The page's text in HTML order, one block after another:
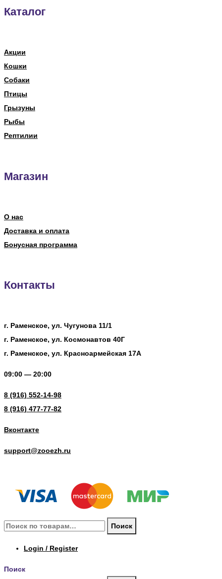
Каталог
Акции
Кошки
Собаки
Птицы
Грызуны
Рыбы
Рептилии
Магазин
О нас
Доставка и оплата
Бонусная программа
Контакты
г. Раменское, ул. Чугунова 11/1
г. Раменское, ул. Космонавтов 40Г
г. Раменское, ул. Красноармейская 17А
09:00 — 20:00
8 (916) 552-14-98
8 (916) 477-77-82
Вконтакте
support@zooezh.ru
Искать: Поиск
Login / Register
Поиск